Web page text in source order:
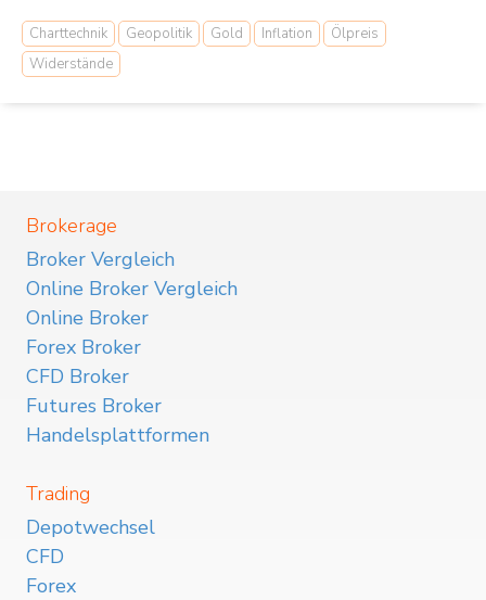
Charttechnik Geopolitik Gold Inflation
Ölpreis
Widerstände
Brokerage
Broker Vergleich
Online Broker Vergleich
Online Broker
Forex Broker
CFD Broker
Futures Broker
Handelsplattformen
Trading
Depotwechsel
CFD
Forex